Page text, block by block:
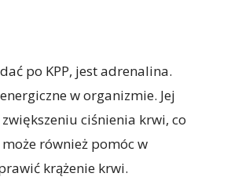
po KPP, jest adrenalina.
w organizmie. Jej
ciśnienia krwi, co
również pomóc w
krążenie krwi.